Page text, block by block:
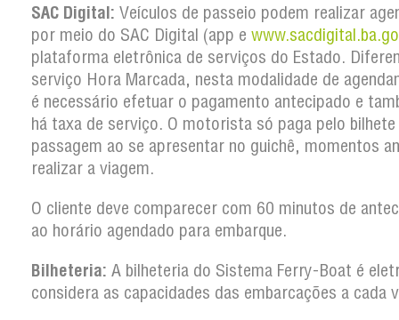
SAC Digital: Veículos de passeio podem realizar
por meio do SAC Digital (app e
plataforma eletrônica de serviços do Estado.
serviço Hora Marcada, nesta modalidade de
é necessário efetuar o pagamento antecipado e
há taxa de serviço. O motorista só paga pelo bilhete
passagem ao se apresentar no guichê, momentos
realizar a viagem.
O cliente deve comparecer com 60 minutos de
ao horário agendado para embarque.
Bilheteria: A bilheteria do Sistema Ferry-Boat é
considera as capacidades das embarcações a cada